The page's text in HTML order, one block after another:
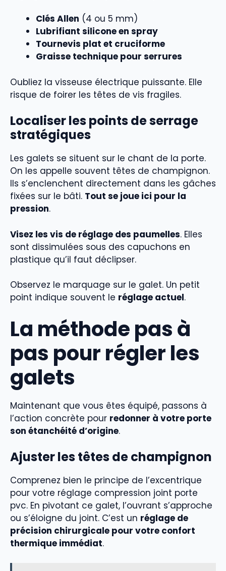
Clés Allen (4 ou 5 mm)
Lubrifiant silicone en spray
Tournevis plat et cruciforme
Graisse technique pour serrures
Oubliez la visseuse électrique puissante. Elle
risque de foirer les têtes de vis fragiles.
Localiser les points de serrage
stratégiques
Les galets se situent sur le chant de la porte.
On les appelle souvent têtes de champignon.
Ils s’enclenchent directement dans les gâches
fixées sur le bâti. Tout se joue ici pour la
pression.
Visez les vis de réglage des paumelles. Elles
sont dissimulées sous des capuchons en
plastique qu’il faut déclipser.
Observez le marquage sur le galet. Un petit
point indique souvent le réglage actuel.
La méthode pas à
pas pour régler les
galets
Maintenant que vous êtes équipé, passons à
l’action concrète pour redonner à votre porte
son étanchéité d’origine.
Ajuster les têtes de champignon
Comprenez bien le principe de l’excentrique
pour votre réglage compression joint porte
pvc. En pivotant ce galet, l’ouvrant s’approche
ou s’éloigne du joint. C’est un réglage de
précision chirurgicale pour votre confort
thermique immédiat.